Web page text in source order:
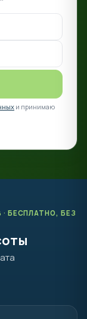
и принимаю
БЕСПЛАТНО, БЕЗ